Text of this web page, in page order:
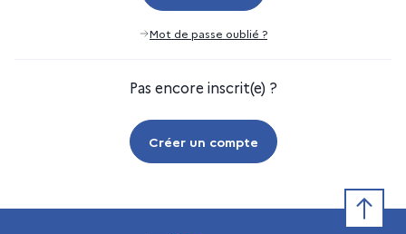
Mot de passe oublié ?
Pas encore inscrit(e) ?
Créer un compte